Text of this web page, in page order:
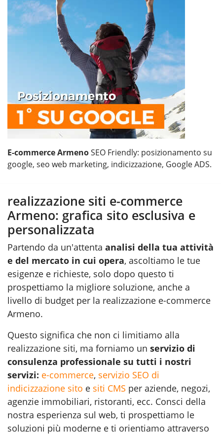
E-commerce ArmenoSEO Friendly: posizionamento su
google, seo web marketing, indicizzazione, Google ADS.
realizzazione siti e-commerce
Armeno: grafica sito esclusiva e
personalizzata
Partendo da un'attenta analisi della tua attività
e del mercato in cui opera, ascoltiamo le tue
esigenze e richieste, solo dopo questo ti
prospettiamo la migliore soluzione, anche a
livello di budget per la realizzazione e-commerce
Armeno.
Questo significa che non ci limitiamo alla
realizzazione siti, ma forniamo un servizio di
consulenza professionale su tutti i nostri
servizi: e-commerce, servizio SEO di
indicizzazione sito e siti CMS per aziende, negozi,
agenzie immobiliari, ristoranti, ecc. Consci della
nostra esperienza sul web, ti prospettiamo le
soluzioni più moderne e ti orientiamo attraverso